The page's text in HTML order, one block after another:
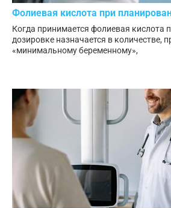
Фолиевая кислота при
Когда принимается фолиевая кислота
дозировке назначается в количестве,
«минимальному беременному»,